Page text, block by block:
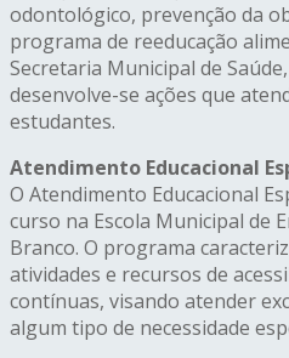
odontológico, prevenção da
programa de reeducação
Secretaria Municipal de
desenvolve-se ações que
estudantes.
Atendimento Educacional
O Atendimento Educacional
curso na Escola Municipal de
Branco. O programa
atividades e recursos de
contínuas, visando atender
algum tipo de necessidade